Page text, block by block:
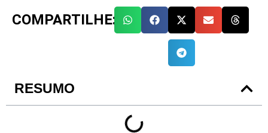
COMPARTILHE:
RESUMO